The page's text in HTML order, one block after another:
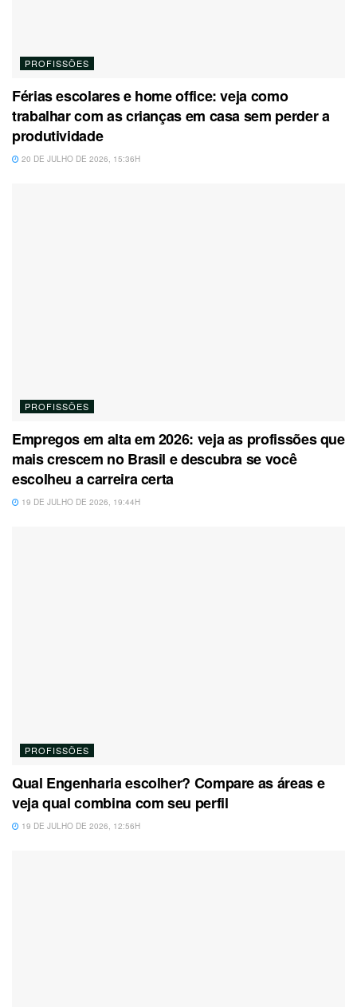
PROFISSÕES
Férias escolares e home office: veja como
trabalhar com as crianças em casa sem perder a
produtividade
20 DE JULHO DE 2026, 15:36H
PROFISSÕES
Empregos em alta em 2026: veja as profissões que
mais crescem no Brasil e descubra se você
escolheu a carreira certa
19 DE JULHO DE 2026, 19:44H
PROFISSÕES
Qual Engenharia escolher? Compare as áreas e
veja qual combina com seu perfil
19 DE JULHO DE 2026, 12:56H